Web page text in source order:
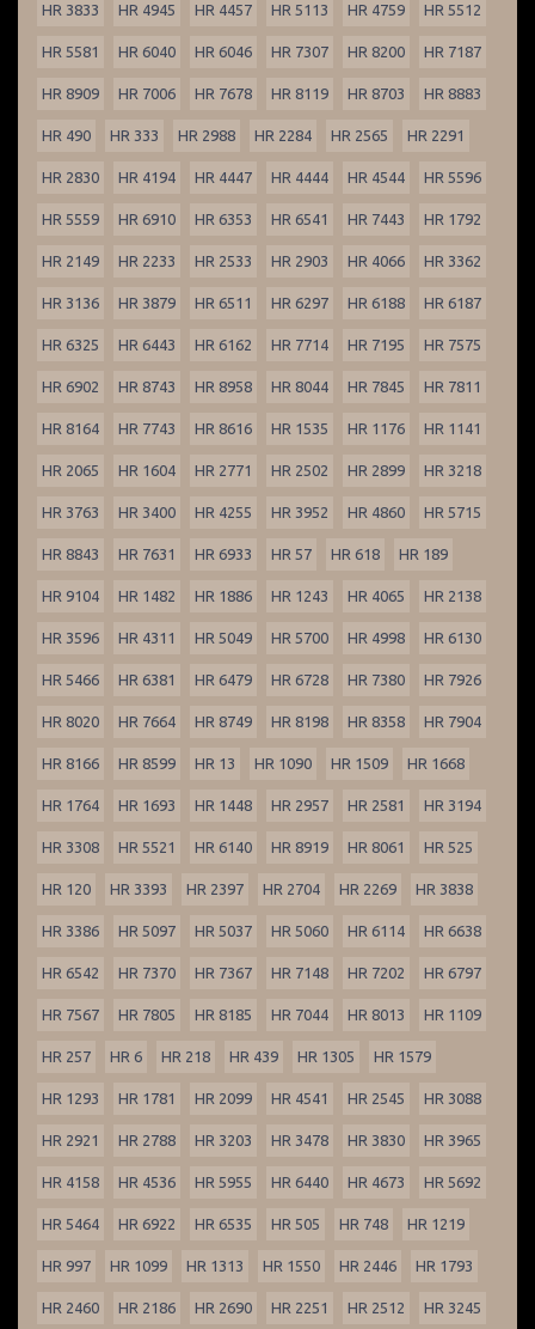
HR 3833 HR 4945 HR 4457 HR 5113 HR 4759 HR 5512
HR 5581 HR 6040 HR 6046 HR 7307 HR 8200 HR 7187
HR 8909 HR 7006 HR 7678 HR 8119 HR 8703 HR 8883
HR 490 HR 333 HR 2988 HR 2284 HR 2565 HR 2291
HR 2830 HR 4194 HR 4447 HR 4444 HR 4544 HR 5596
HR 5559 HR 6910 HR 6353 HR 6541 HR 7443 HR 1792
HR 2149 HR 2233 HR 2533 HR 2903 HR 4066 HR 3362
HR 3136 HR 3879 HR 6511 HR 6297 HR 6188 HR 6187
HR 6325 HR 6443 HR 6162 HR 7714 HR 7195 HR 7575
HR 6902 HR 8743 HR 8958 HR 8044 HR 7845 HR 7811
HR 8164 HR 7743 HR 8616 HR 1535 HR 1176 HR 1141
HR 2065 HR 1604 HR 2771 HR 2502 HR 2899 HR 3218
HR 3763 HR 3400 HR 4255 HR 3952 HR 4860 HR 5715
HR 8843 HR 7631 HR 6933 HR 57 HR 618 HR 189
HR 9104 HR 1482 HR 1886 HR 1243 HR 4065 HR 2138
HR 3596 HR 4311 HR 5049 HR 5700 HR 4998 HR 6130
HR 5466 HR 6381 HR 6479 HR 6728 HR 7380 HR 7926
HR 8020 HR 7664 HR 8749 HR 8198 HR 8358 HR 7904
HR 8166 HR 8599 HR 13 HR 1090 HR 1509 HR 1668
HR 1764 HR 1693 HR 1448 HR 2957 HR 2581 HR 3194
HR 3308 HR 5521 HR 6140 HR 8919 HR 8061 HR 525
HR 120 HR 3393 HR 2397 HR 2704 HR 2269 HR 3838
HR 3386 HR 5097 HR 5037 HR 5060 HR 6114 HR 6638
HR 6542 HR 7370 HR 7367 HR 7148 HR 7202 HR 6797
HR 7567 HR 7805 HR 8185 HR 7044 HR 8013 HR 1109
HR 257 HR 6 HR 218 HR 439 HR 1305 HR 1579
HR 1293 HR 1781 HR 2099 HR 4541 HR 2545 HR 3088
HR 2921 HR 2788 HR 3203 HR 3478 HR 3830 HR 3965
HR 4158 HR 4536 HR 5955 HR 6440 HR 4673 HR 5692
HR 5464 HR 6922 HR 6535 HR 505 HR 748 HR 1219
HR 997 HR 1099 HR 1313 HR 1550 HR 2446 HR 1793
HR 2460 HR 2186 HR 2690 HR 2251 HR 2512 HR 3245